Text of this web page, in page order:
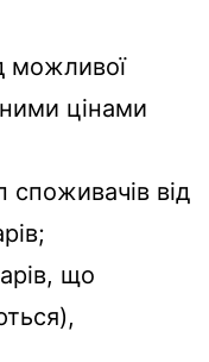
можливої
цінами
споживачів від
що